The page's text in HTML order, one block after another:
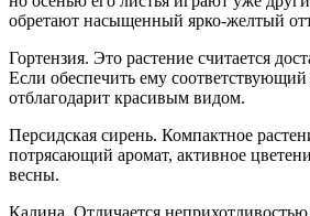
обретают насыщенный ярко-желтый
Гортензия. Это растение считается
Если обеспечить ему соответствующий
отблагодарит красивым видом.
Персидская сирень. Компактное
потрясающий аромат, активное
весны.
Калина. Отличается